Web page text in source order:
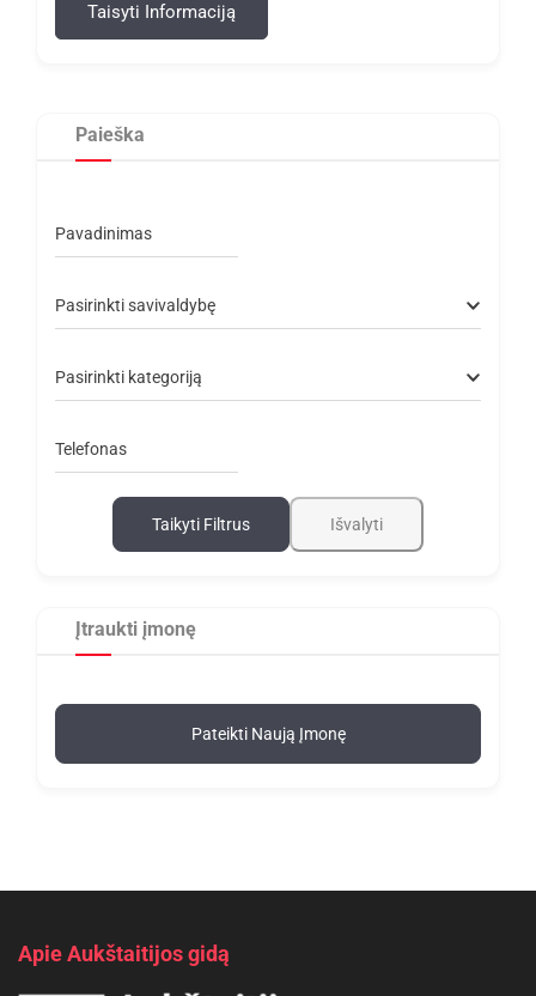
Taisyti Informaciją
Paieška
Pavadinimas
Pasirinkti savivaldybę
Pasirinkti kategoriją
Telefonas
Taikyti Filtrus Išvalyti
Įtraukti įmonę
Pateikti Naują Įmonę
Apie Aukštaitijos gidą